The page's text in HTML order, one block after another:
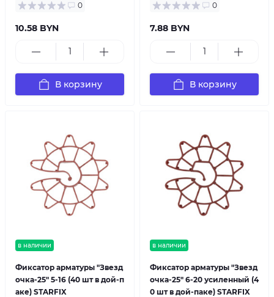
0
10.58 BYN
В корзину
0
7.88 BYN
В корзину
в наличии
Фиксатор арматуры "Звезд
очка-25" 5-16 (40 шт в дой-п
аке) STARFIX
в наличии
Фиксатор арматуры "Звезд
очка-25" 6-20 усиленный (4
0 шт в дой-паке) STARFIX